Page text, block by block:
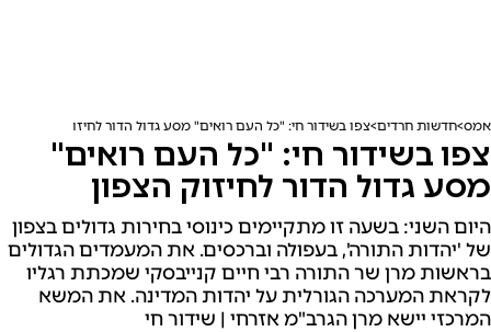
אמס חדשות חרדים צפו בשידור חי: "כל העם רואים" מסע גדול הדור לחיזוק הצפון
צפו בשידור חי: "כל העם רואים"
מסע גדול הדור לחיזוק הצפון
היום השני: בשעה זו מתקיימים כינוסי בחירות גדולים בצפון
של 'יהדות התורה', בעפולה וברכסים. את המעמדים הגדולים
בראשות מרן שר התורה רבי חיים קנייבסקי שמכתת רגליו
לקראת המערכה הגורלית על יהדות המדינה. את המשא
המרכזי יישא מרן הגרב"מ אזרחי | שידור חי